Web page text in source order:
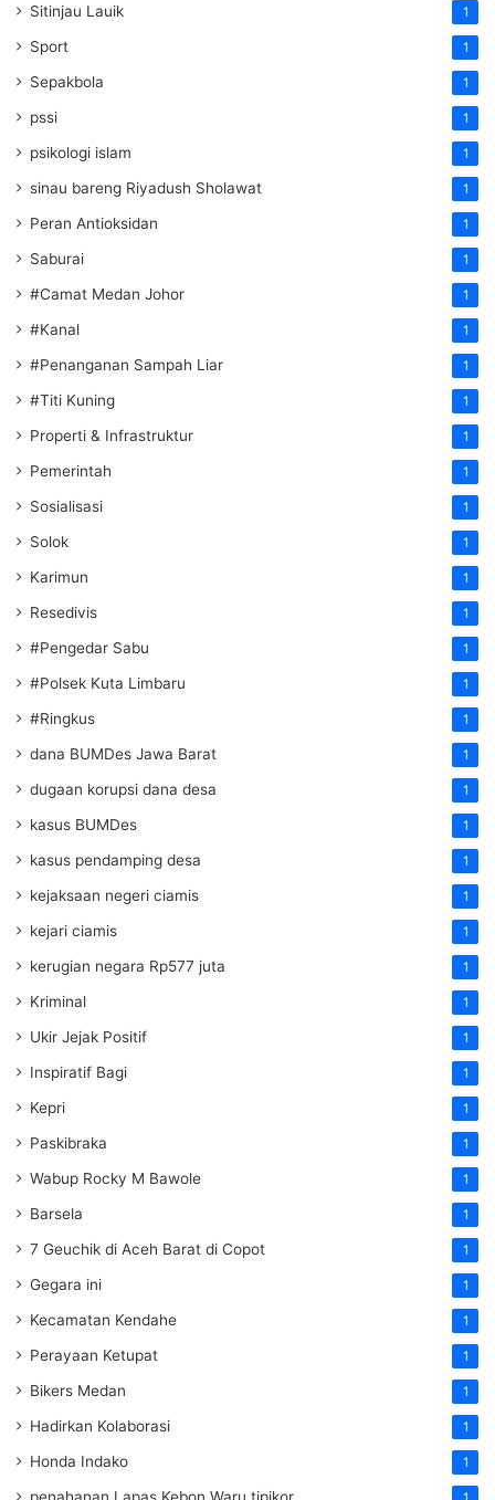
Sitinjau Lauik 1
Sport 1
Sepakbola 1
pssi 1
psikologi islam 1
sinau bareng Riyadush Sholawat 1
Peran Antioksidan 1
Saburai 1
#Camat Medan Johor 1
#Kanal 1
#Penanganan Sampah Liar 1
#Titi Kuning 1
Properti & Infrastruktur 1
Pemerintah 1
Sosialisasi 1
Solok 1
Karimun 1
Resedivis 1
#Pengedar Sabu 1
#Polsek Kuta Limbaru 1
#Ringkus 1
dana BUMDes Jawa Barat 1
dugaan korupsi dana desa 1
kasus BUMDes 1
kasus pendamping desa 1
kejaksaan negeri ciamis 1
kejari ciamis 1
kerugian negara Rp577 juta 1
Kriminal 1
Ukir Jejak Positif 1
Inspiratif Bagi 1
Kepri 1
Paskibraka 1
Wabup Rocky M Bawole 1
Barsela 1
7 Geuchik di Aceh Barat di Copot 1
Gegara ini 1
Kecamatan Kendahe 1
Perayaan Ketupat 1
Bikers Medan 1
Hadirkan Kolaborasi 1
Honda Indako 1
penahanan Lapas Kebon Waru tipikor